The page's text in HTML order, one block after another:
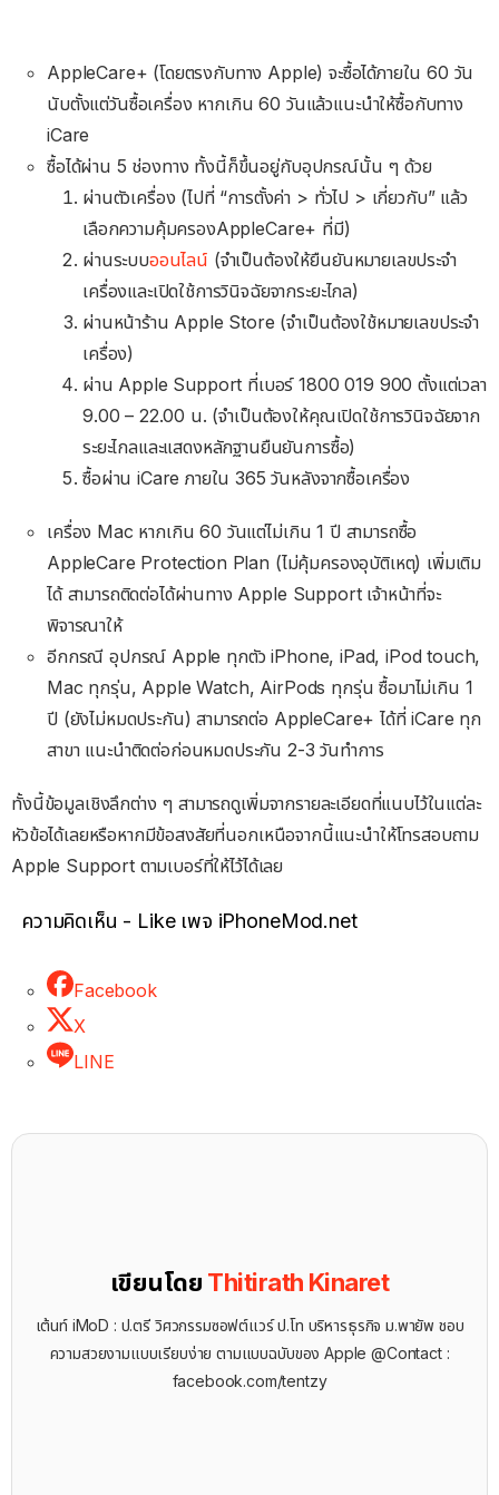
AppleCare+ (โดยตรงกับทาง Apple) จะซื้อได้ภายใน 60 วัน
นับตั้งแต่วันซื้อเครื่อง หากเกิน 60 วันแล้วแนะนำให้ซื้อกับทาง
iCare
ซื้อได้ผ่าน 5 ช่องทาง ทั้งนี้ก็ขึ้นอยู่กับอุปกรณ์นั้น ๆ ด้วย
ผ่านตัวเครื่อง (ไปที่ “การตั้งค่า > ทั่วไป > เกี่ยวกับ” แล้ว
เลือกความคุ้มครองAppleCare+ ที่มี)
ผ่านระบบออนไลน์ (จำเป็นต้องให้ยืนยันหมายเลขประจำ
เครื่องและเปิดใช้การวินิจฉัยจากระยะไกล)
ผ่านหน้าร้าน Apple Store (จำเป็นต้องใช้หมายเลขประจำ
เครื่อง)
ผ่าน Apple Support ที่เบอร์ 1800 019 900 ตั้งแต่เวลา
9.00 – 22.00 น. (จำเป็นต้องให้คุณเปิดใช้การวินิจฉัยจาก
ระยะไกลและแสดงหลักฐานยืนยันการซื้อ)
ซื้อผ่าน iCare ภายใน 365 วันหลังจากซื้อเครื่อง
เครื่อง Mac หากเกิน 60 วันแต่ไม่เกิน 1 ปี สามารถซื้อ
AppleCare Protection Plan (ไม่คุ้มครองอุบัติเหตุ) เพิ่มเติม
ได้ สามารถติดต่อได้ผ่านทาง Apple Support เจ้าหน้าที่จะ
พิจารณาให้
อีกกรณี อุปกรณ์ Apple ทุกตัว iPhone, iPad, iPod touch,
Mac ทุกรุ่น, Apple Watch, AirPods ทุกรุ่น ซื้อมาไม่เกิน 1
ปี (ยังไม่หมดประกัน) สามารถต่อ AppleCare+ ได้ที่ iCare ทุก
สาขา แนะนำติดต่อก่อนหมดประกัน 2-3 วันทำการ
ทั้งนี้ข้อมูลเชิงลึกต่าง ๆ สามารถดูเพิ่มจากรายละเอียดที่แนบไว้ในแต่ละ
หัวข้อได้เลยหรือหากมีข้อสงสัยที่นอกเหนือจากนี้แนะนำให้โทรสอบถาม
Apple Support ตามเบอร์ที่ให้ไว้ได้เลย
ความคิดเห็น - Like เพจ iPhoneMod.net
Facebook
X
LINE
เขียนโดย Thitirath Kinaret
เต้นท์ iMoD : ป.ตรี วิศวกรรมซอฟต์แวร์ ป.โท บริหารธุรกิจ ม.พายัพ ชอบ
ความสวยงามแบบเรียบง่าย ตามแบบฉบับของ Apple @Contact :
facebook.com/tentzy